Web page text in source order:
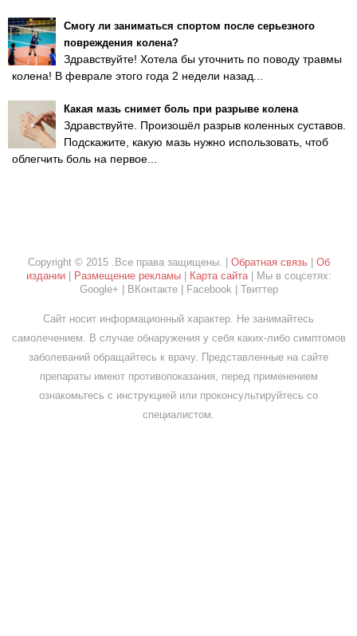
Смогу ли заниматься спортом после серьезного
повреждения колена?
Здравствуйте! Хотела бы уточнить по поводу травмы
колена! В феврале этого года 2 недели назад...
Какая мазь снимет боль при разрыве колена
Здравствуйте. Произошёл разрыв коленных суставов.
Подскажите, какую мазь нужно использовать, чтоб
облегчить боль на первое...
Copyright © 2015 .Все права защищены. | Обратная связь| Об
издании| Размещение рекламы| Карта сайта| Мы в соцсетях:
Google+ | ВКонтакте | Facebook | Твиттер
Сайт носит информационный характер. Не занимайтесь
самолечением. В случае обнаружения у себя каких-либо симптомов
заболеваний обращайтесь к врачу. Представленные на сайте
препараты имеют противопоказания, перед применением
ознакомьтесь с инструкцией или проконсультируйтесь со
специалистом.